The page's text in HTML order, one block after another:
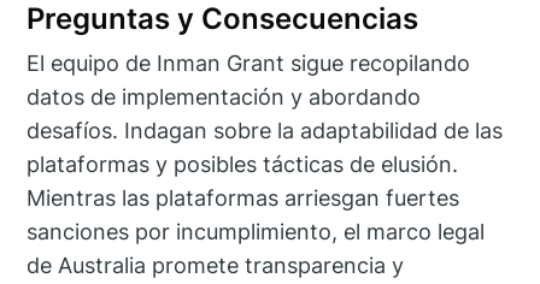
Preguntas y Consecuencias
El equipo de Inman Grant sigue recopilando
datos de implementación y abordando
desafíos. Indagan sobre la adaptabilidad de las
plataformas y posibles tácticas de elusión.
Mientras las plataformas arriesgan fuertes
sanciones por incumplimiento, el marco legal
de Australia promete transparencia y